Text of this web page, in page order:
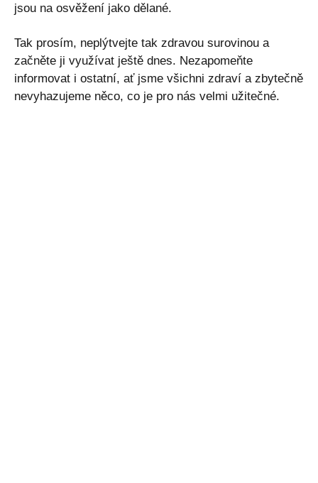
jsou na osvěžení jako dělané.
Tak prosím, neplýtvejte tak zdravou surovinou a
začněte ji využívat ještě dnes. Nezapomeňte
informovat i ostatní, ať jsme všichni zdraví a zbytečně
nevyhazujeme něco, co je pro nás velmi užitečné.